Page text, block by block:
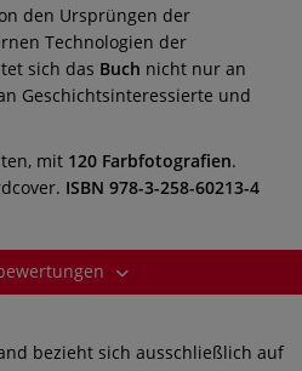
den Ursprüngen der
Technologien der
sich das Buch nicht nur an
Geschichtsinteressierte und
mit 120 Farbfotografien.
ISBN 978-3-258-60213-4
bezieht sich ausschließlich auf